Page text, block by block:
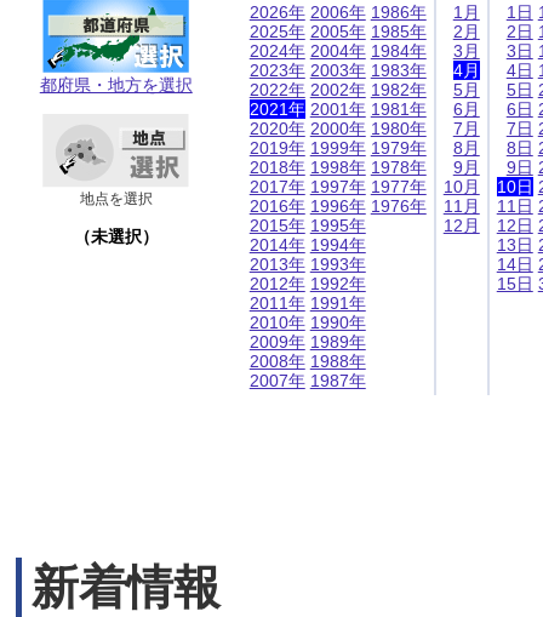
都府県・地方を選択
地点を選択
（未選択）
2026年
2025年
2024年
2023年
2022年
2021年
2020年
2019年
2018年
2017年
2016年
2015年
2014年
2013年
2012年
2011年
2010年
2009年
2008年
2007年
2006年
2005年
2004年
2003年
2002年
2001年
2000年
1999年
1998年
1997年
1996年
1995年
1994年
1993年
1992年
1991年
1990年
1989年
1988年
1987年
1986年
1985年
1984年
1983年
1982年
1981年
1980年
1979年
1978年
1977年
1976年
1月
2月
3月
4月
5月
6月
7月
8月
9月
10月
11月
12月
1日
2日
3日
4日
5日
6日
7日
8日
9日
10日
11日
12日
13日
14日
15日
新着情報